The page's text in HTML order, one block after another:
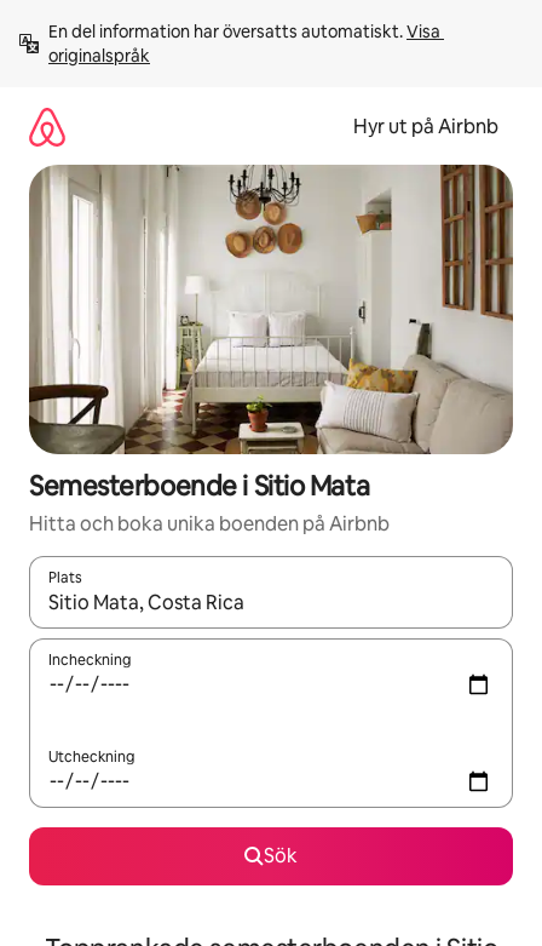
innehåll
En del information har översatts automatiskt. Visa
originalspråk
Hyr ut på Airbnb
Semesterboende i Sitio Mata
Hitta och boka unika boenden på Airbnb
Plats
När resultaten är tillgängliga kan du navigera med upp- och
Incheckning
Utcheckning
Sök